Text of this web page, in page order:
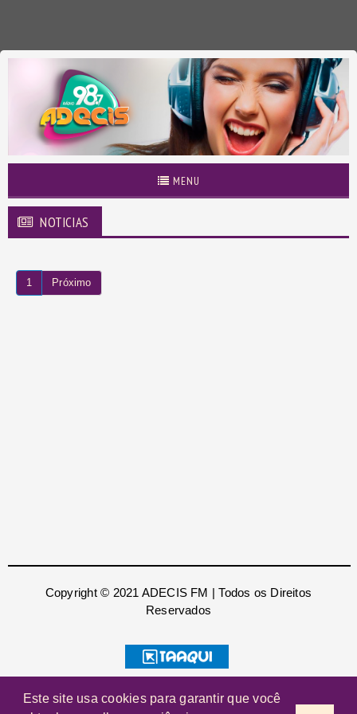
MENU
NOTICIAS
1 Próximo
Este site usa cookies para garantir que você
Copyright © 2021 ADECIS FM | Todos os Direitos
Reservados